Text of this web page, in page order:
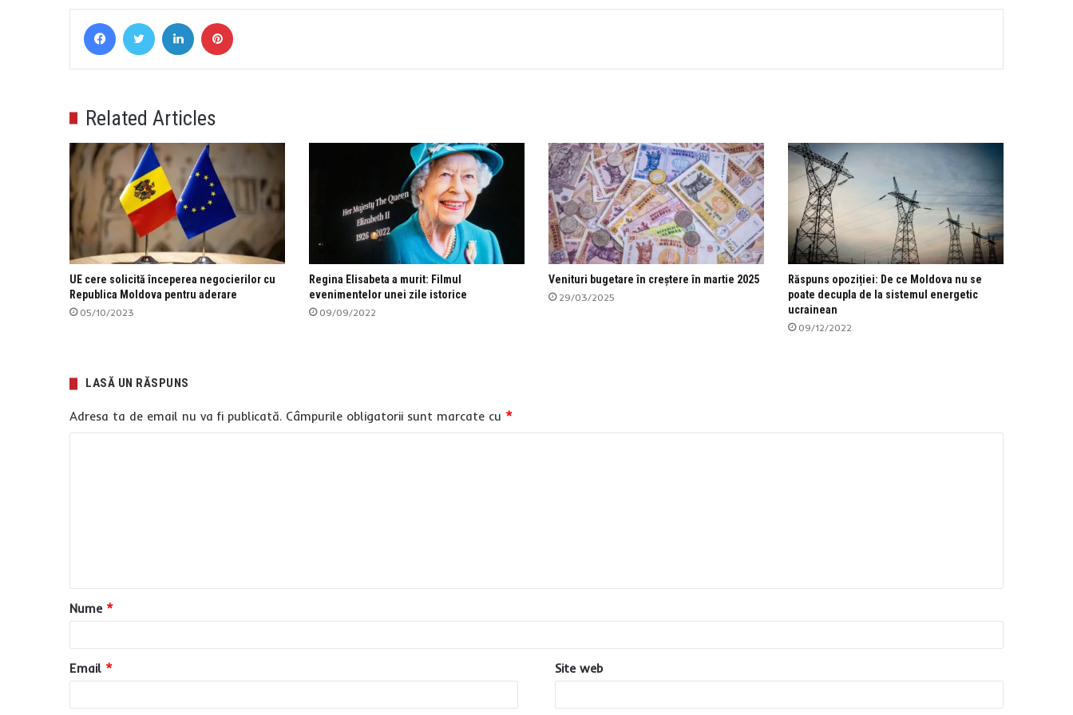
FacebookTwitter LinkedIn
Related Articles
UE cere solicită începerea negocierilor cu
Republica Moldova pentru aderare
05/10/2023
Regina Elisabeta a murit: Filmul
evenimentelor unei zile istorice
09/09/2022
Venituri bugetare în creștere în martie 2025
29/03/2025
Răspuns opoziției: De ce Moldova nu se
poate decupla de la sistemul energetic
ucrainean
09/12/2022
LASĂ UN RĂSPUNS
Adresa ta de email nu va fi publicată. Câmpurile obligatorii sunt marcate cu *
a
r
u
*
Nume *
Email * Site web